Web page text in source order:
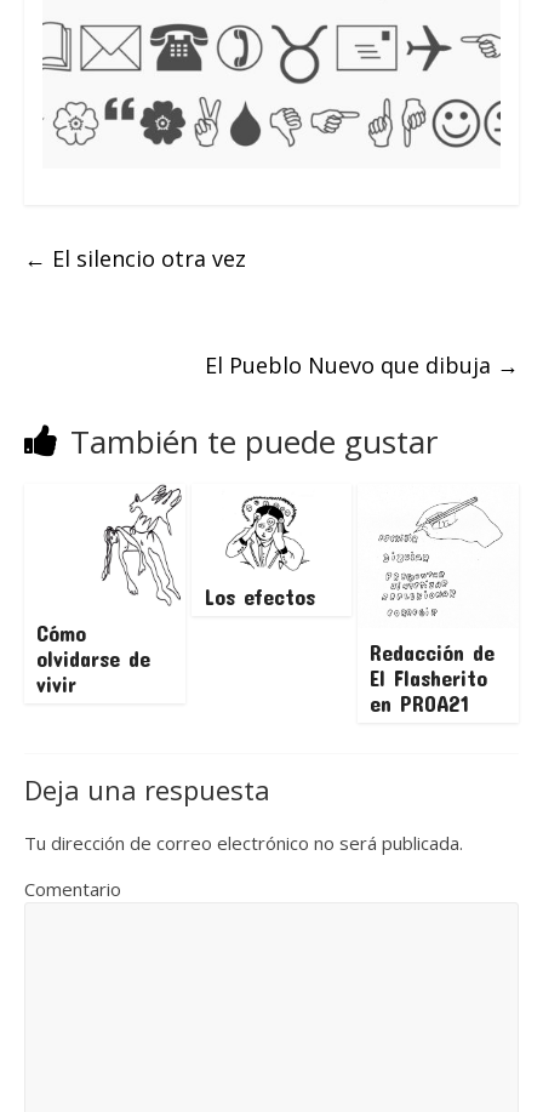
← El silencio otra vez
El Pueblo Nuevo que dibuja →
También te puede gustar
Cómo
olvidarse de
vivir
Los efectos
Redacción de
El Flasherito
en PROA21
Deja una respuesta
Tu dirección de correo electrónico no será publicada.
Comentario